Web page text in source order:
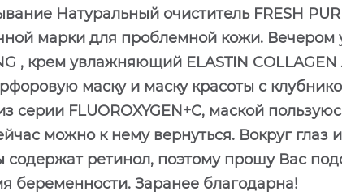
Натуральный очиститель FRESH
марки для проблемной кожи.
, крем увлажняющий ELASTIN
маску и маску красоты с клубникой
серии FLUOROXYGEN+C, маской
можно к нему вернуться. Вокруг глаз
содержат ретинол, поэтому прошу Вас
беременности. Заранее благодарна!